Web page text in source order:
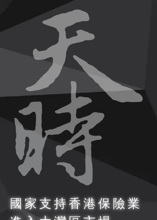
國家支持香港保險業